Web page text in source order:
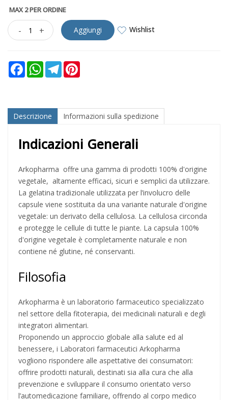
MAX 2 PER ORDINE
- + Aggiungi Wishlist
FacebookWhatsAppTelegram
Descrizione Informazioni sulla spedizione
Indicazioni Generali
Arkopharma offre una gamma di prodotti 100% d'origine
vegetale, altamente efficaci, sicuri e semplici da utilizzare.
La gelatina tradizionale utilizzata per l’involucro delle
capsule viene sostituita da una variante naturale d'origine
vegetale: un derivato della cellulosa. La cellulosa circonda
e protegge le cellule di tutte le piante. La capsula 100%
d'origine vegetale è completamente naturale e non
contiene né glutine, né conservanti.
Filosofia
Arkopharma è un laboratorio farmaceutico specializzato
nel settore della fitoterapia, dei medicinali naturali e degli
integratori alimentari.
Proponendo un approccio globale alla salute ed al
benessere, i Laboratori farmaceutici Arkopharma
vogliono rispondere alle aspettative dei consumatori:
offrire prodotti naturali, destinati sia alla cura che alla
prevenzione e sviluppare il consumo orientato verso
l’automedicazione familiare, offrendo al corpo medico